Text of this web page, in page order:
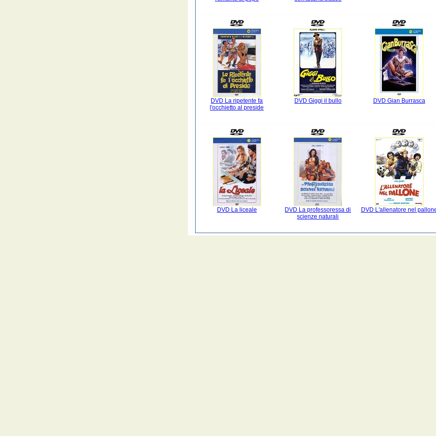
DVD La ripetente fa
l'occhietto al preside
DVD Giggi il bullo DVD Gian Burrasca
DVD La liceale
DVD La professoressa di
scienze naturali
DVD L'allenatore nel